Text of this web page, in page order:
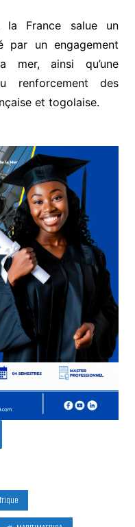
la France salue un
par un engagement
mer, ainsi qu’une
renforcement des
et togolaise.